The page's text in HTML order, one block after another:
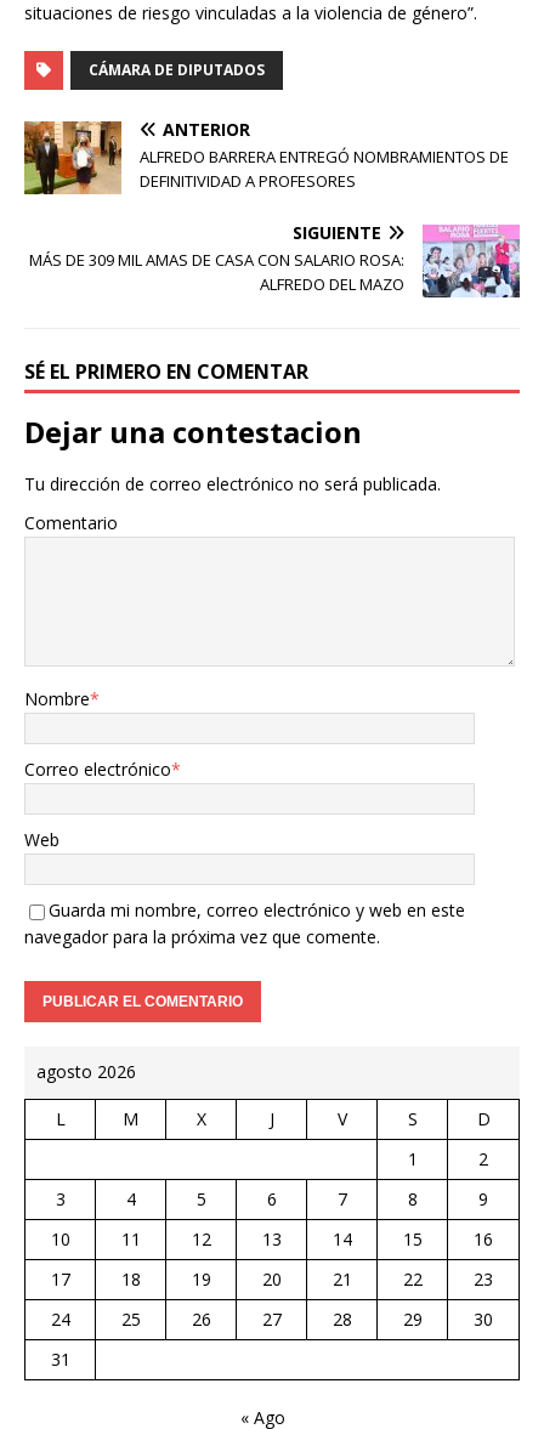
situaciones de riesgo vinculadas a la violencia de género”.
CÁMARA DE DIPUTADOS
ANTERIOR
ALFREDO BARRERA ENTREGÓ NOMBRAMIENTOS DE
DEFINITIVIDAD A PROFESORES
SIGUIENTE
MÁS DE 309 MIL AMAS DE CASA CON SALARIO ROSA:
ALFREDO DEL MAZO
SÉ EL PRIMERO EN COMENTAR
Dejar una contestacion
Tu dirección de correo electrónico no será publicada.
Comentario
Nombre*
Correo electrónico*
Web
Guarda mi nombre, correo electrónico y web en este
navegador para la próxima vez que comente.
agosto 2026
L M X J V S
D
1
2
3
4 5 6 7 8
9
10
11 12 13 14 15
16
17
18 19 20 21 22
23
24
25 26 27 28 29
30
31
« Ago